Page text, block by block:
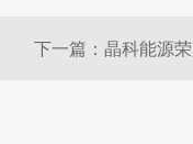
下一篇：晶科能源